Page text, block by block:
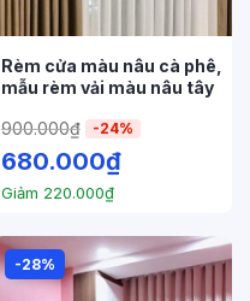
Rèm cửa màu nâu cà phê,
mẫu rèm vải màu nâu tây
900.000₫ -24%
680.000₫
Giảm 220.000₫
-28%